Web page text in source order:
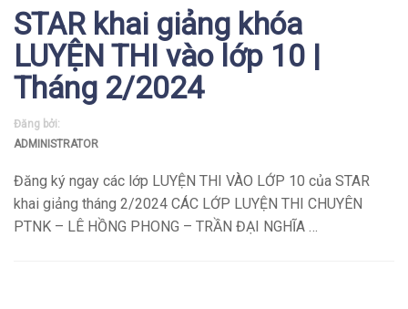
STAR khai giảng khóa
LUYỆN THI vào lớp 10 |
Tháng 2/2024
Đăng bởi:
ADMINISTRATOR
Đăng ký ngay các lớp LUYỆN THI VÀO LỚP 10 của STAR
khai giảng tháng 2/2024 CÁC LỚP LUYỆN THI CHUYÊN
PTNK – LÊ HỒNG PHONG – TRẦN ĐẠI NGHĨA …